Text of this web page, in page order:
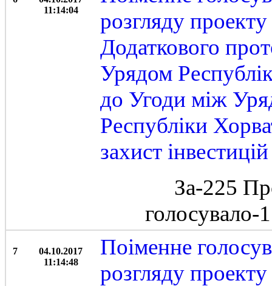
11:14:04
розгляду
Додаткового
Урядом
до Угоди між
Республіки
захист
За-225
голосувало-
7
04.10.2017
11:14:48
Поіменне
розгляду